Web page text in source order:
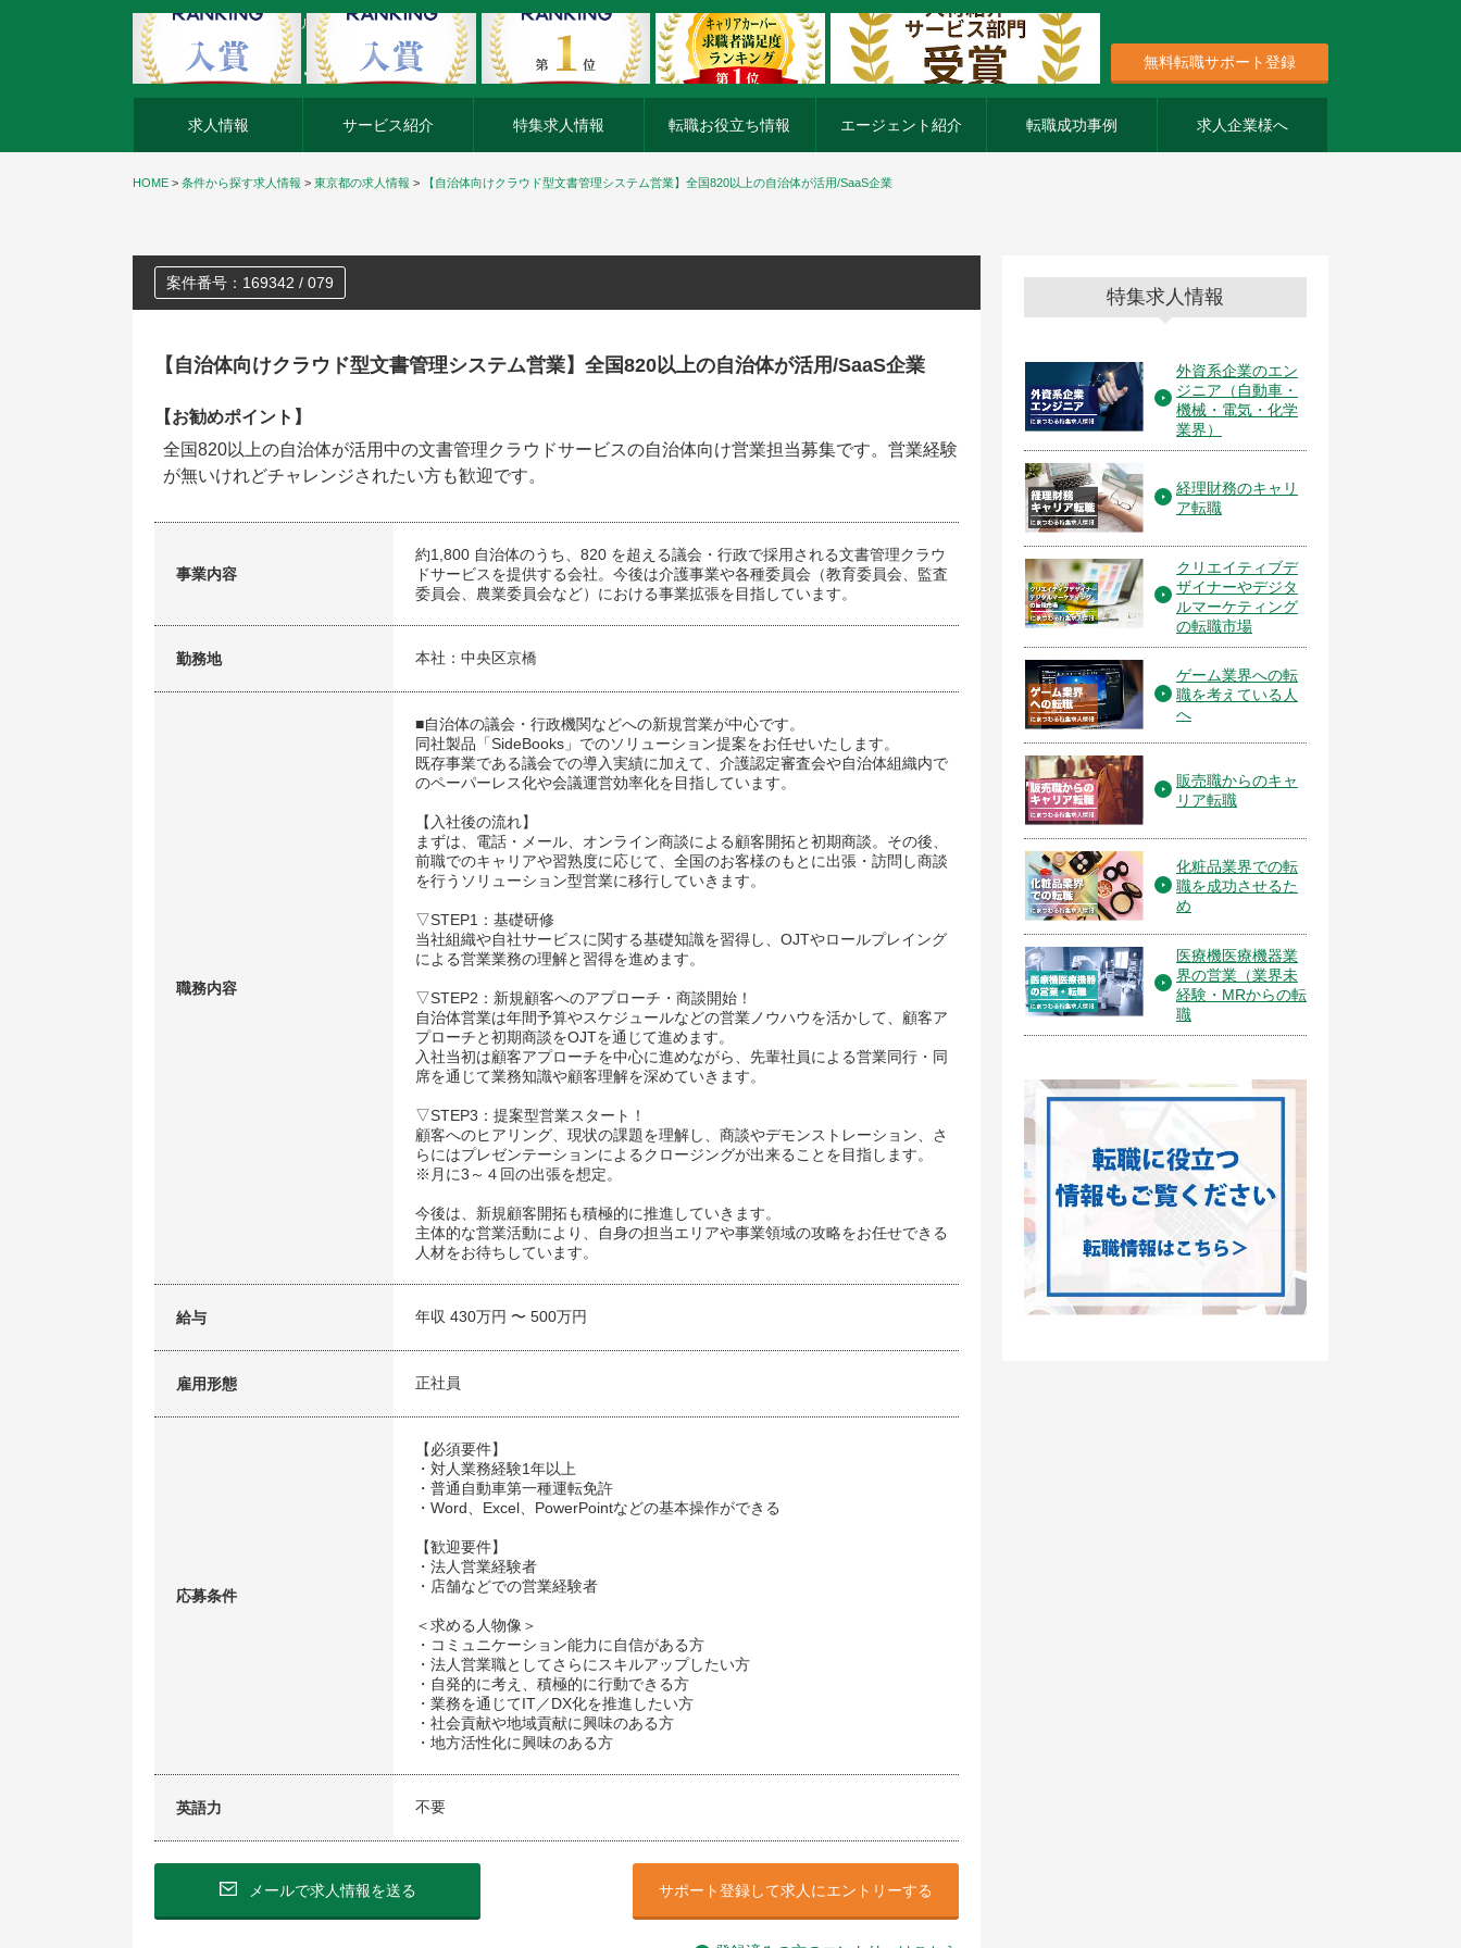
外資系企業の転職・キャリア転職ならアージスジャパン
無料転職サポート登録
求人情報 サービス紹介 特集求人情報 転職お役立ち情報 エージェント紹介 転職成功事例 求人企業様へ
HOME > 条件から探す求人情報 > 東京都の求人情報 > 【自治体向けクラウド型文書管理システム営業】全国820以上の自治体が活用/SaaS企業
案件番号：169342 / 079
【自治体向けクラウド型文書管理システム営業】全国820以上の自治体が活用/SaaS企業
【お勧めポイント】
全国820以上の自治体が活用中の文書管理クラウドサービスの自治体向け営業担当募集です。営業経験
が無いけれどチャレンジされたい方も歓迎です。
事業内容
約1,800 自治体のうち、820 を超える議会・行政で採用される文書管理クラウ
ドサービスを提供する会社。今後は介護事業や各種委員会（教育委員会、監査
委員会、農業委員会など）における事業拡張を目指しています。
勤務地 本社：中央区京橋
職務内容
■自治体の議会・行政機関などへの新規営業が中心です。
同社製品「SideBooks」でのソリューション提案をお任せいたします。
既存事業である議会での導入実績に加えて、介護認定審査会や自治体組織内で
のペーパーレス化や会議運営効率化を目指しています。
【入社後の流れ】
まずは、電話・メール、オンライン商談による顧客開拓と初期商談。その後、
前職でのキャリアや習熟度に応じて、全国のお客様のもとに出張・訪問し商談
を行うソリューション型営業に移行していきます。
▽STEP1：基礎研修
当社組織や自社サービスに関する基礎知識を習得し、OJTやロールプレイング
による営業業務の理解と習得を進めます。
▽STEP2：新規顧客へのアプローチ・商談開始！
自治体営業は年間予算やスケジュールなどの営業ノウハウを活かして、顧客ア
プローチと初期商談をOJTを通じて進めます。
入社当初は顧客アプローチを中心に進めながら、先輩社員による営業同行・同
席を通じて業務知識や顧客理解を深めていきます。
▽STEP3：提案型営業スタート！
顧客へのヒアリング、現状の課題を理解し、商談やデモンストレーション、さ
らにはプレゼンテーションによるクロージングが出来ることを目指します。
※月に3～４回の出張を想定。
今後は、新規顧客開拓も積極的に推進していきます。
主体的な営業活動により、自身の担当エリアや事業領域の攻略をお任せできる
人材をお待ちしています。
給与 年収 430万円 〜 500万円
雇用形態 正社員
応募条件
【必須要件】
・対人業務経験1年以上
・普通自動車第一種運転免許
・Word、Excel、PowerPointなどの基本操作ができる
【歓迎要件】
・法人営業経験者
・店舗などでの営業経験者
＜求める人物像＞
・コミュニケーション能力に自信がある方
・法人営業職としてさらにスキルアップしたい方
・自発的に考え、積極的に行動できる方
・業務を通じてIT／DX化を推進したい方
・社会貢献や地域貢献に興味のある方
・地方活性化に興味のある方
英語力 不要
メールで求人情報を送る サポート登録して求人にエントリーする
特集求人情報
外資系企業のエン
ジニア（自動車・
機械・電気・化学
業界）
経理財務のキャリ
ア転職
クリエイティブデ
ザイナーやデジタ
ルマーケティング
の転職市場
ゲーム業界への転
職を考えている人
へ
販売職からのキャ
リア転職
化粧品業界での転
職を成功させるた
め
医療機医療機器業
界の営業（業界未
経験・MRからの転
職